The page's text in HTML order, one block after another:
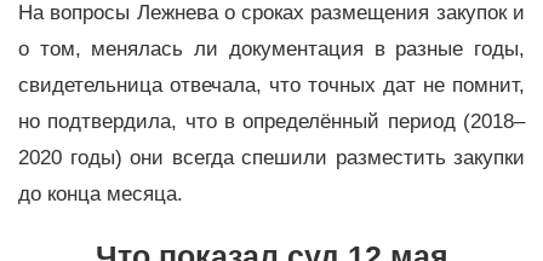
На вопросы Лежнева о сроках размещения закупок и
о том, менялась ли документация в разные годы,
свидетельница отвечала, что точных дат не помнит,
но подтвердила, что в определённый период (2018–
2020 годы) они всегда спешили разместить закупки
до конца месяца.